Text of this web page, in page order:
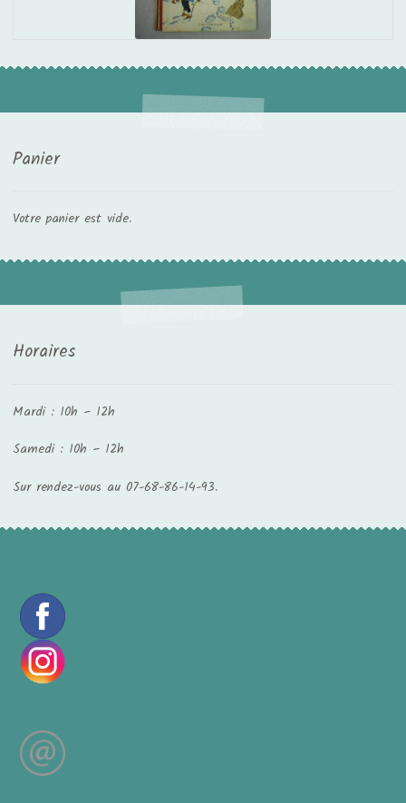
Panier
Votre panier est vide.
Horaires
Mardi : 10h – 12h
Samedi : 10h – 12h
Sur rendez-vous au 07-68-86-14-93.